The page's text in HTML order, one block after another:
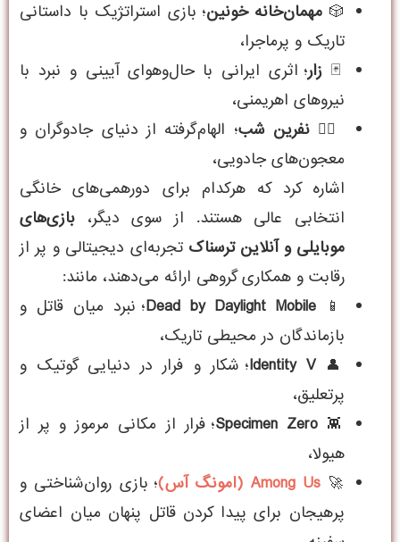
🎲 مهمان‌خانه خونین؛ بازی استراتژیک با داستانی
تاریک و پرماجرا،
🃏 زار؛ اثری ایرانی با حال‌و‌هوای آیینی و نبرد با
نیروهای اهریمنی،
🧙‍♀️نفرین شب؛ الهام‌گرفته از دنیای جادوگران و
معجون‌های جادویی،
اشاره کرد که هرکدام برای دورهمی‌های خانگی
انتخابی عالی هستند. از سوی دیگر، بازی‌های
موبایلی و آنلاین ترسناک تجربه‌ای دیجیتالی و پر از
رقابت و همکاری گروهی ارائه می‌دهند، مانند:
📱
Dead by Daylight Mobile؛ نبرد میان قاتل و
بازماندگان در محیطی تاریک،
👤
Identity V؛ شکار و فرار در دنیایی گوتیک و
پرتعلیق،
👾
Specimen Zero؛ فرار از مکانی مرموز و پر از
هیولا،
🚀 Among Us (امونگ آس)
؛ بازی روان‌شناختی و
پرهیجان برای پیدا کردن قاتل پنهان میان اعضای